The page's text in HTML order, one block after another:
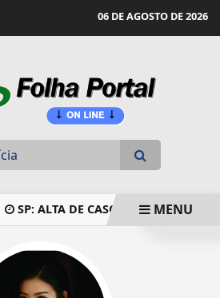
06 DE AGOSTO DE 2026
ALTA DE CASOS DE SARAMPO
MENU